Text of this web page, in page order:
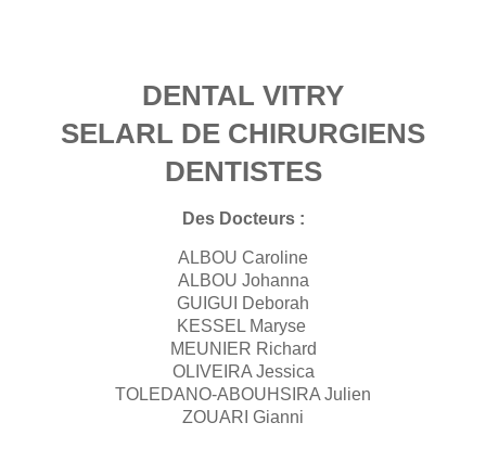
DENTAL VITRY
SELARL DE CHIRURGIENS
DENTISTES
Des Docteurs :
ALBOU Caroline
ALBOU Johanna
GUIGUI Deborah
KESSEL Maryse
MEUNIER Richard
OLIVEIRA Jessica
TOLEDANO-ABOUHSIRA Julien
ZOUARI Gianni